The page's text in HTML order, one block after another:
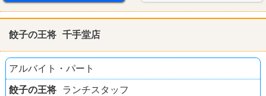
餃子の王将 千手堂店
アルバイト・パート
餃子の王将 ランチスタッフ